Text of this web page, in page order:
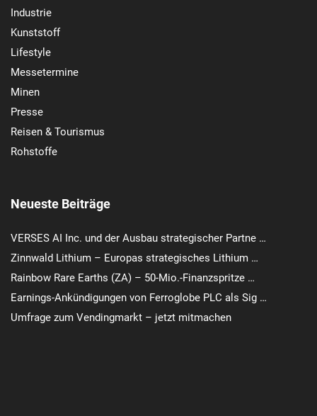
Industrie
Kunststoff
Lifestyle
Messetermine
Minen
Presse
Reisen & Tourismus
Rohstoffe
Neueste Beiträge
VERSES AI Inc. und der Ausbau strategischer Partne …
Zinnwald Lithium – Europas strategisches Lithium …
Rainbow Rare Earths (ZA) – 50-Mio.-Finanzspritze …
Earnings-Ankündigungen von Ferroglobe PLC als Sig …
Umfrage zum Vendingmarkt – jetzt mitmachen